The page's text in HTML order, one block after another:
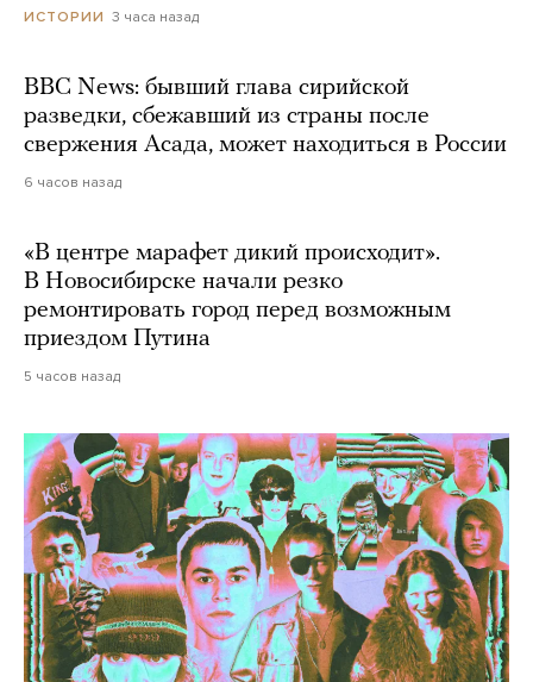
ИСТОРИИ 3 часа назад
BBC News: бывший глава сирийской
разведки, сбежавший из страны после
свержения Асада, может находиться в России
6 часов назад
«В центре марафет дикий происходит».
В Новосибирске начали резко
ремонтировать город перед возможным
приездом Путина
5 часов назад